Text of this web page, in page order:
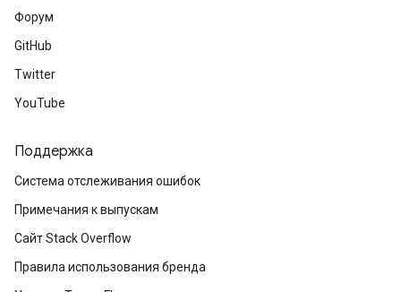
Форум
GitHub
Twitter
YouTube
Поддержка
Система отслеживания ошибок
Примечания к выпускам
Сайт Stack Overflow
Правила использования бренда